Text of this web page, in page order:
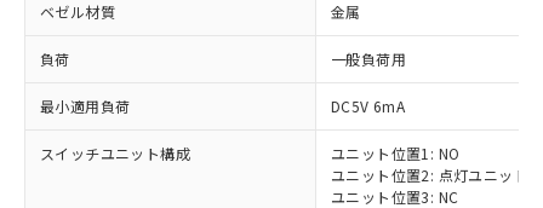
ベゼル材質 金属
負荷 一般負荷用
最小適用負荷 DC5V 6mA
スイッチユニット構成
ユニット位置1: NO
ユニット位置2: 点灯ユニット
ユニット位置3: NC